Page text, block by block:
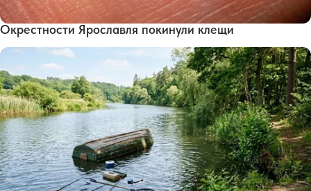
Окрестности Ярославля покинули клещи